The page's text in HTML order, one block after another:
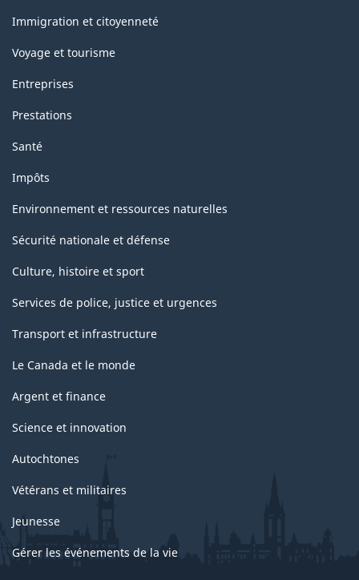
sujets
Immigration et citoyenneté
Voyage et tourisme
Entreprises
Prestations
Santé
Impôts
Environnement et ressources naturelles
Sécurité nationale et défense
Culture, histoire et sport
Services de police, justice et urgences
Transport et infrastructure
Le Canada et le monde
Argent et finance
Science et innovation
Autochtones
Vétérans et militaires
Jeunesse
Gérer les événements de la vie